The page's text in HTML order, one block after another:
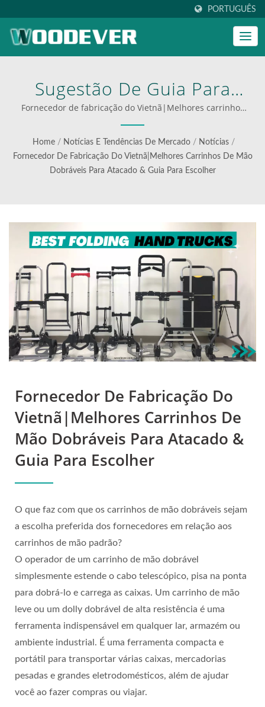
PORTUGUÊS
Sugestão De Guia Para
Selecionar O Melhor
Carrinho Dobrável De
Metal De Um Especialista
De Materiais Da
WOODEVER—Feito Para
Durar
Fornecedor de fabricação do Vietnã|Melhores carrinhos
de mão dobráveis para atacado & Guia para escolher |
melhores carrinhos dobráveis para logística
Home / Notícias E Tendências De Mercado / Notícias /
Fornecedor De Fabricação Do Vietnã|Melhores Carrinhos De Mão
Dobráveis Para Atacado & Guia Para Escolher
Fornecedor De Fabricação Do
Vietnã|Melhores Carrinhos De
Mão Dobráveis Para Atacado &
Guia Para Escolher
O que faz com que os carrinhos de mão dobráveis sejam
a escolha preferida dos fornecedores em relação aos
carrinhos de mão padrão?
O operador de um carrinho de mão dobrável
simplesmente estende o cabo telescópico, pisa na ponta
para dobrá-lo e carrega as caixas. Um carrinho de mão
leve ou um dolly dobrável de alta resistência é uma
ferramenta indispensável em qualquer lar, armazém ou
ambiente industrial. É uma ferramenta compacta e
portátil para transportar várias caixas, mercadorias
pesadas e grandes eletrodomésticos, além de ajudar
você ao fazer compras ou viajar.